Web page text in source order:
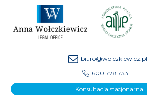
biuro@wolczkiewicz.pl
600 778 733
Konsultacja stacjonarna